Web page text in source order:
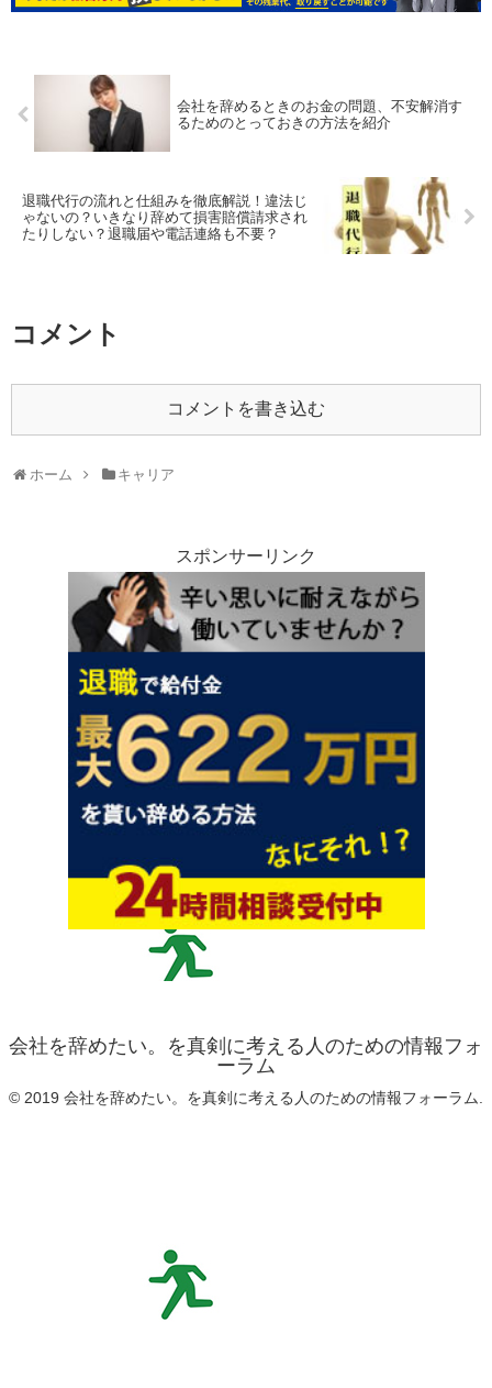
会社を辞めるときのお金の問題、不安解消す
るためのとっておきの方法を紹介
退職代行の流れと仕組みを徹底解説！違法じ
ゃないの？いきなり辞めて損害賠償請求され
たりしない？退職届や電話連絡も不要？
コメント
コメントを書き込む
ホーム キャリア
スポンサーリンク
会社を辞めたい。を真剣に考える人のための情報フォ
ーラム
© 2019 会社を辞めたい。を真剣に考える人のための情報フォーラム.